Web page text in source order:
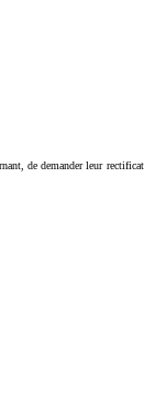
de demander leur